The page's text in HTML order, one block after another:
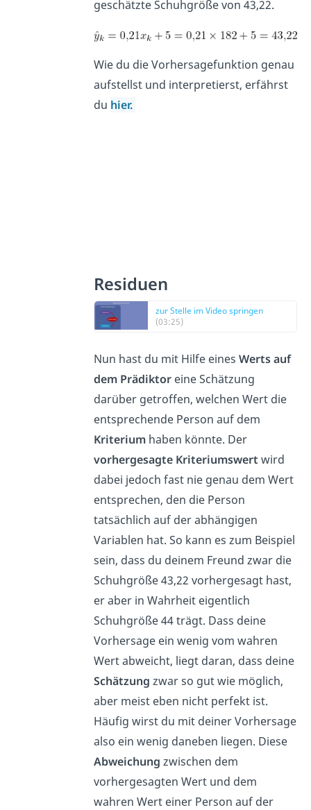
geschätzte Schuhgröße von 43,22.
Wie du die Vorhersagefunktion genau
aufstellst und interpretierst, erfährst
du hier.
Residuen
zur Stelle im Video springen
(03:25)
Nun hast du mit Hilfe eines Werts auf
dem Prädiktoreine Schätzung
darüber getroffen, welchen Wert die
entsprechende Person auf dem
Kriteriumhaben könnte. Der
vorhergesagte Kriteriumswert wird
dabei jedoch fast nie genau dem Wert
entsprechen, den die Person
tatsächlich auf der abhängigen
Variablen hat. So kann es zum Beispiel
sein, dass du deinem Freund zwar die
Schuhgröße 43,22 vorhergesagt hast,
er aber in Wahrheit eigentlich
Schuhgröße 44 trägt. Dass deine
Vorhersage ein wenig vom wahren
Wert abweicht, liegt daran, dass deine
Schätzung zwar so gut wie möglich,
aber meist eben nicht perfekt ist.
Häufig wirst du mit deiner Vorhersage
also ein wenig daneben liegen. Diese
Abweichung zwischen dem
vorhergesagten Wert und dem
wahren Wert einer Person auf der